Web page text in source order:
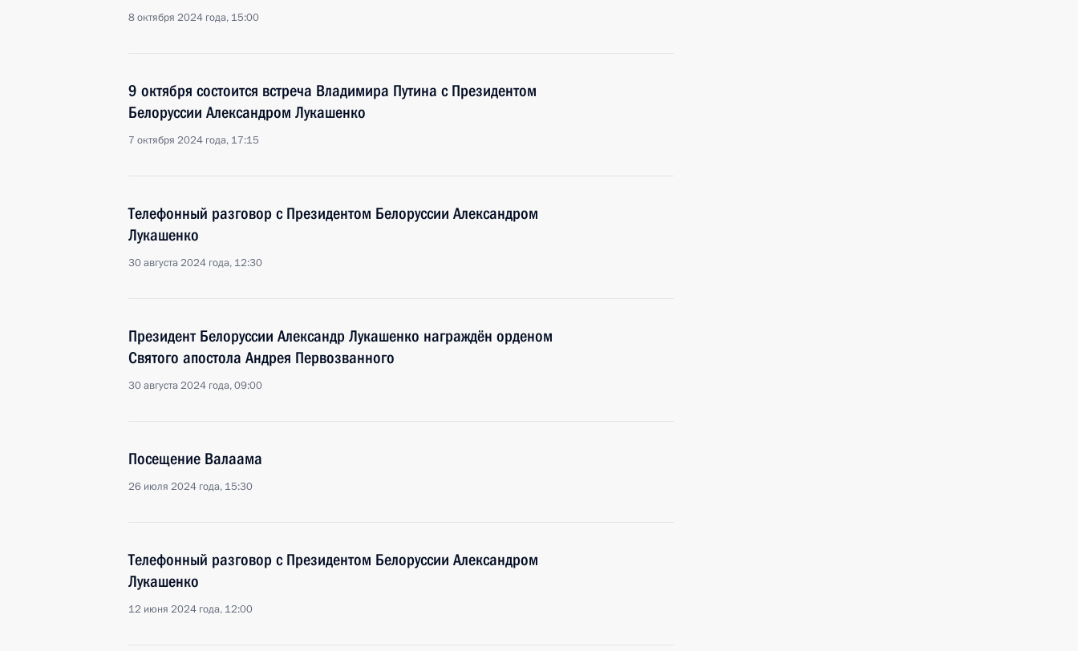
8 октября 2024 года, 15:00
9 октября состоится встреча Владимира Путина с Президентом
Белоруссии Александром Лукашенко
7 октября 2024 года, 17:15
Телефонный разговор с Президентом Белоруссии Александром
Лукашенко
30 августа 2024 года, 12:30
Президент Белоруссии Александр Лукашенко награждён орденом
Святого апостола Андрея Первозванного
30 августа 2024 года, 09:00
Посещение Валаама
26 июля 2024 года, 15:30
Телефонный разговор с Президентом Белоруссии Александром
Лукашенко
12 июня 2024 года, 12:00